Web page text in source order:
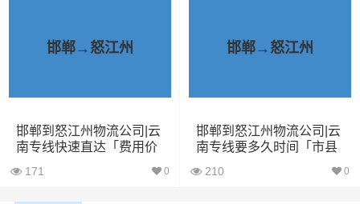
中丢失或损坏你的包裹，导致你的物品无法送达或受到损
出现延误，导致你的物品无法按时送达；
3、服务质量差：不靠谱的物流公司可能会提供劣质的服
邯郸→怒江州
邯郸到怒江州物流公司|云
南专线快速直达「费用价
171 0
邯郸→怒江州
邯郸到怒江州物流公司|云
南专线要多久时间「市县
210 0